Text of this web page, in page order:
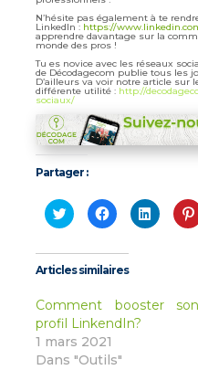
N’hésite pas également à te
LinkedIn : https://
apprendre davantage sur la
monde des pros !
Tu es novice avec les réseaux
de Décodagecom publie tous les
D’ailleurs va voir notre article sur
différente utilité : http://
sociaux/
Partager :
Cliquez
pour
partager
Twitter(ouvre
dans
une
fenêtre)
Cliquez
pour
partager
Facebook(ouvre
dans
une
fenêtre)
Cliquez
pour
partager
fenêtre)
Articles similaires
Comment booster son
profil LinkendIn?
1 mars 2021
Dans "Outils"